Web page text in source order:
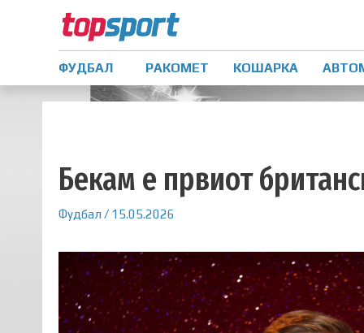
ФУДБАЛ РАКОМЕТ КОШАРКА
Бекам е првиот
Фудбал / 15.05.2026